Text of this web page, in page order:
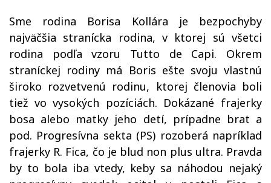
Sme rodina Borisa Kollára je bezpochyby
najväčšia stranícka rodina, v ktorej sú všetci
rodina podľa vzoru Tutto de Capi. Okrem
straníckej rodiny má Boris ešte svoju vlastnú
široko rozvetvenú rodinu, ktorej členovia boli
tiež vo vysokých pozíciách. Dokázané frajerky
bosa alebo matky jeho detí, prípadne brat a
pod. Progresívna sekta (PS) rozoberá napríklad
frajerky R. Fica, čo je blud non plus ultra. Pravda
by to bola iba vtedy, keby sa náhodou nejaký